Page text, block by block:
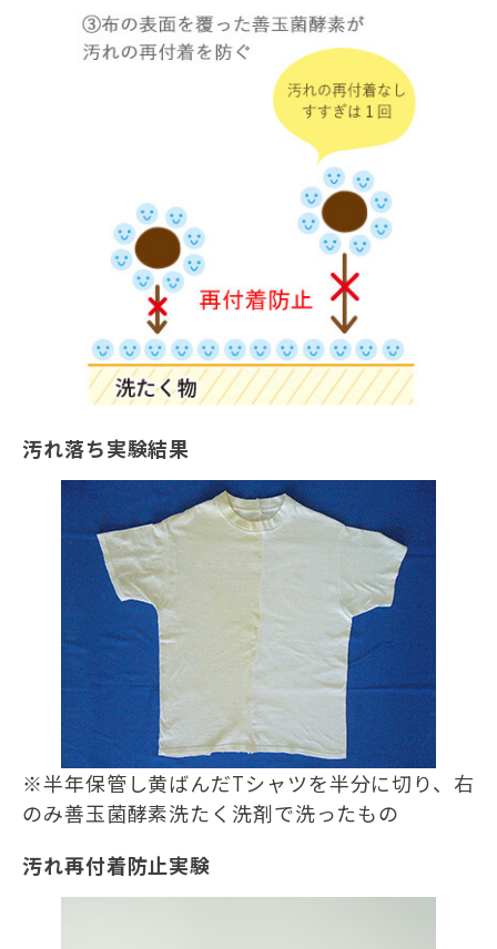
汚れ落ち実験結果
※半年保管し黄ばんだTシャツを半分に切り、右
のみ善玉菌酵素洗たく洗剤で洗ったもの
汚れ再付着防止実験